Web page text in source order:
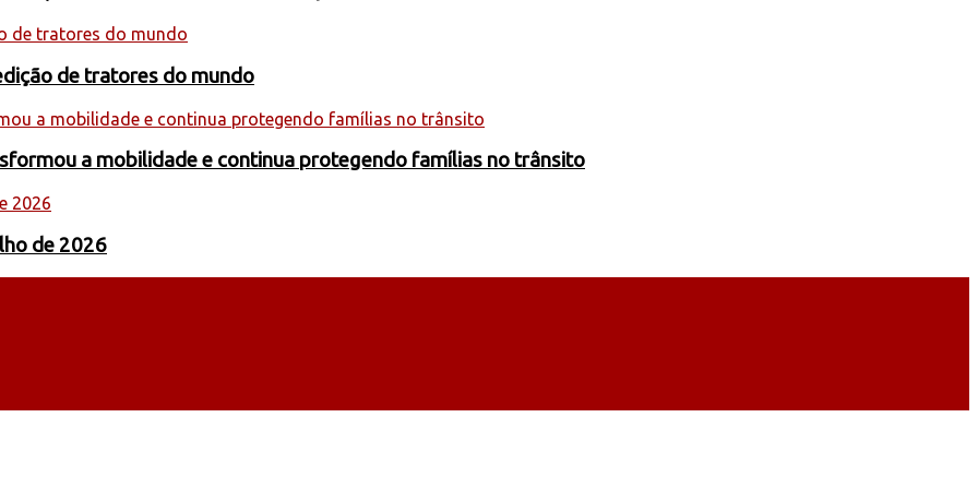
de tratores do mundo
a mobilidade e continua protegendo famílias no trânsito
de 2026